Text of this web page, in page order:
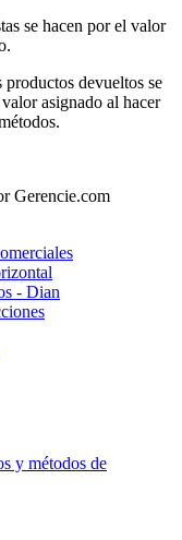
se hacen por el valor
devueltos se
asignado al hacer
Gerencie.com
- Dian
y métodos de